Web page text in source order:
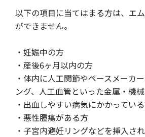
以下の項目に当てはまる方は、エ
ができません。
・妊娠中の方
・産後6ヶ月以内の方
・体内に人工関節やペースメーカ
ング、人工血管といった金属・機
・出血しやすい病気にかかってい
・悪性腫瘍がある方
・子宮内避妊リングなどを挿入さ